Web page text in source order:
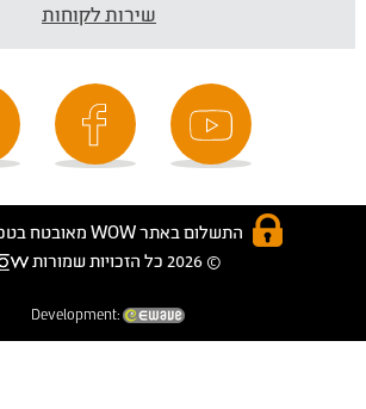
שירות לקוחות
התשלום באתר WOW מאובטח בטכנולוגית SSL
© 2026 כל הזכויות שמורות
Development: